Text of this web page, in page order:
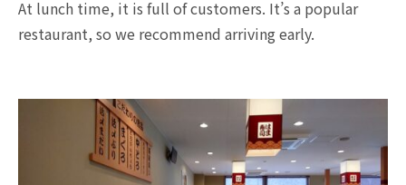
At lunch time, it is full of customers. It’s a popular
restaurant, so we recommend arriving early.